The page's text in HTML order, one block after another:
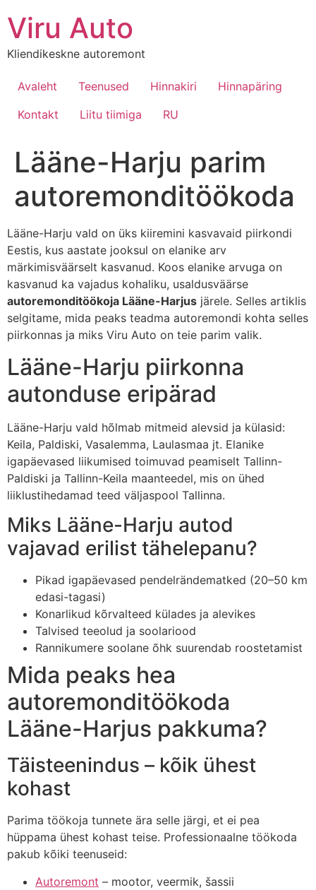
Viru Auto
Kliendikeskne autoremont
Avaleht Teenused Hinnakiri
Hinnapäring
Kontakt
Liitu tiimiga RU
Lääne-Harju parim
autoremonditöökoda
Lääne-Harju vald on üks kiiremini kasvavaid piirkondi
Eestis, kus aastate jooksul on elanike arv
märkimisväärselt kasvanud. Koos elanike arvuga on
kasvanud ka vajadus kohaliku, usaldusväärse
autoremonditöökoja Lääne-Harjus järele. Selles artiklis
selgitame, mida peaks teadma autoremondi kohta selles
piirkonnas ja miks Viru Auto on teie parim valik.
Lääne-Harju piirkonna
autonduse eripärad
Lääne-Harju vald hõlmab mitmeid alevsid ja külasid:
Keila, Paldiski, Vasalemma, Laulasmaa jt. Elanike
igapäevased liikumised toimuvad peamiselt Tallinn-
Paldiski ja Tallinn-Keila maanteedel, mis on ühed
liiklustihedamad teed väljaspool Tallinna.
Miks Lääne-Harju autod
vajavad erilist tähelepanu?
Pikad igapäevased pendelrändematked (20–50 km
edasi-tagasi)
Konarlikud kõrvalteed külades ja alevikes
Talvised teeolud ja soolariood
Rannikumere soolane õhk suurendab roostetamist
Mida peaks hea
autoremonditöökoda
Lääne-Harjus pakkuma?
Täisteenindus – kõik ühest
kohast
Parima töökoja tunnete ära selle järgi, et ei pea
hüppama ühest kohast teise. Professionaalne töökoda
pakub kõiki teenuseid:
Autoremont – mootor, veermik, šassii